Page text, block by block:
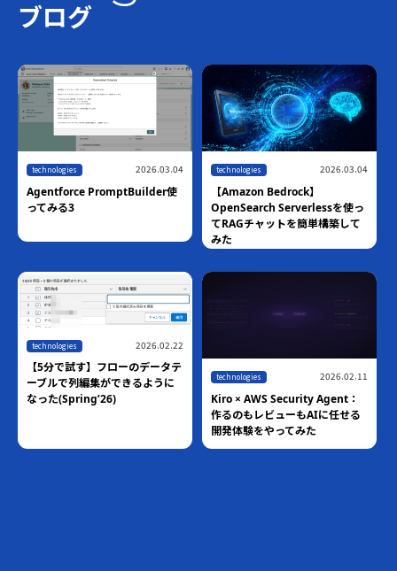
ブログ
technologies 2026.07.10
【ハンズオン】Amazon
Bedrock AgentCore Harness ×
作るマネージドRAGエージェン
technologies
世界最速！！AWS Blocks技術検
証
technologies
【10分で試す】Claudeから
Salesforce Hosted MCP
Serverに接続する